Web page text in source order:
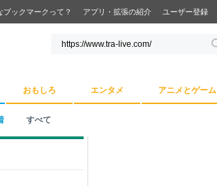
ブックマークって？ アプリ・拡張の紹介 ユーザー登録
おもしろ エンタメ アニメとゲーム
すべて